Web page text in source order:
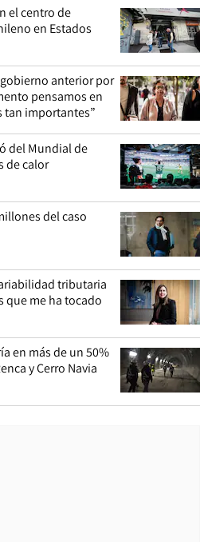
el centro de
en Estados
anterior por
pensamos en
tan importantes”
del Mundial de
de calor
del caso
tributaria
que me ha tocado
en más de un 50%
y Cerro Navia